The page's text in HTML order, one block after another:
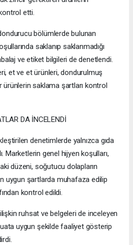
etti.
bölümlerde bulunan
saklanıp saklanmadığı
ve etiket bilgileri de denetlendi.
et ve et ürünleri, dondurulmuş
ürünlerin saklama şartları kontrol
DA İNCELENDİ
denetimlerde yalnızca gıda
Marketlerin genel hijyen koşulları,
düzeni, soğutucu dolapların
uygun şartlarda muhafaza edilip
kontrol edildi.
ruhsat ve belgeleri de inceleyen
uygun şekilde faaliyet gösterip